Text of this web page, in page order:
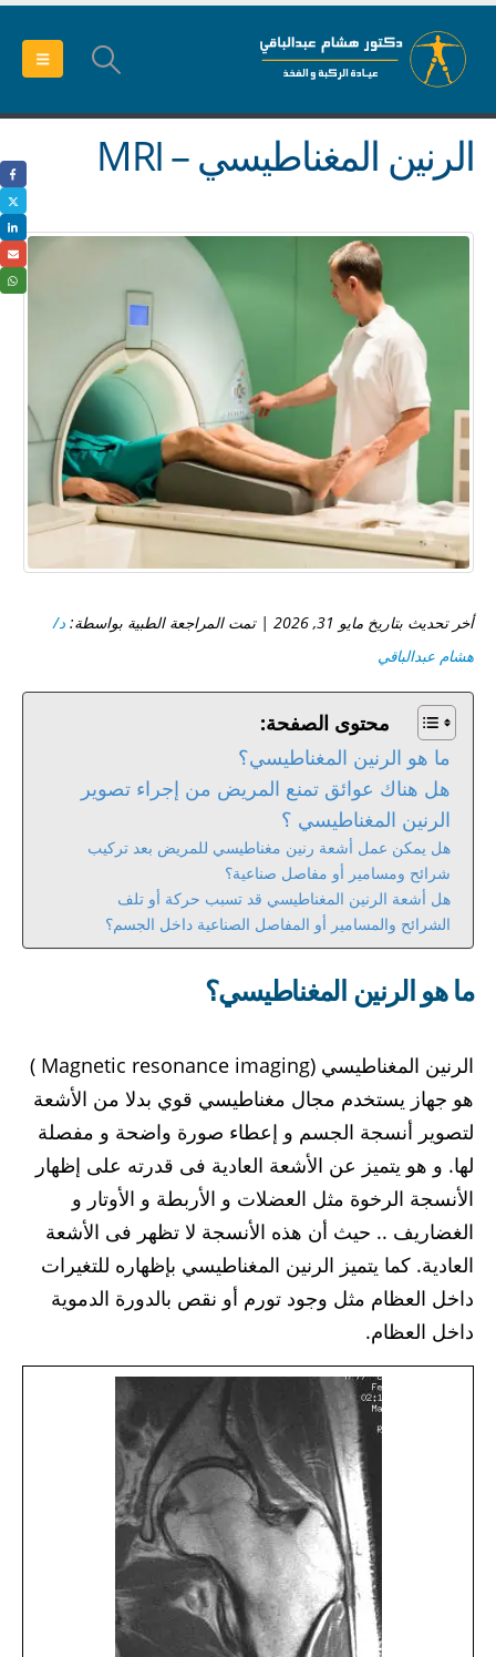
الرنين المغناطيسي – MRI
أخر تحديث بتاريخ مايو 31, 2026 | تمت المراجعة الطبية بواسطة:
د/
هشام عبدالباقي
محتوى الصفحة:
ما هو الرنين المغناطيسي؟
هل هناك عوائق تمنع المريض من إجراء تصوير
الرنين المغناطيسي ؟
هل يمكن عمل أشعة رنين مغناطيسي للمريض بعد تركيب
شرائح ومسامير أو مفاصل صناعية؟
هل أشعة الرنين المغناطيسي قد تسبب حركة أو تلف
الشرائح والمسامير أو المفاصل الصناعية داخل الجسم؟
ما هو الرنين المغناطيسي؟
الرنين المغناطيسي (Magnetic resonance imaging )
هو جهاز يستخدم مجال مغناطيسي قوي بدلا من الأشعة
لتصوير أنسجة الجسم و إعطاء صورة واضحة و مفصلة
لها. و هو يتميز عن الأشعة العادية فى قدرته على إظهار
الأنسجة الرخوة مثل العضلات و الأربطة و الأوتار و
الغضاريف .. حيث أن هذه الأنسجة لا تظهر فى الأشعة
العادية. كما يتميز الرنين المغناطيسي بإظهاره للتغيرات
داخل العظام مثل وجود تورم أو نقص بالدورة الدموية
داخل العظام.